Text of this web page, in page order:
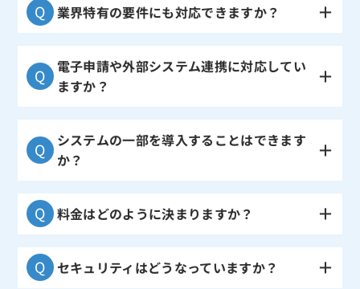
業界特有の要件にも対応できますか？
電子申請や外部システム連携に対応してい
ますか？
システムの一部を導入することはできます
か？
料金はどのように決まりますか？
セキュリティはどうなっていますか？